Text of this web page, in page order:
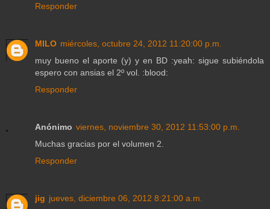
Responder
MILO miércoles, octubre 24, 2012 11:20:00 p.m.
muy bueno el aporte (y) y en BD :yeah: sigue subiéndola
espero con ansias el 2º vol. :blood:
Responder
Anónimo viernes, noviembre 30, 2012 11:53:00 p.m.
Muchas gracias por el volumen 2.
Responder
jig jueves, diciembre 06, 2012 8:21:00 a.m.